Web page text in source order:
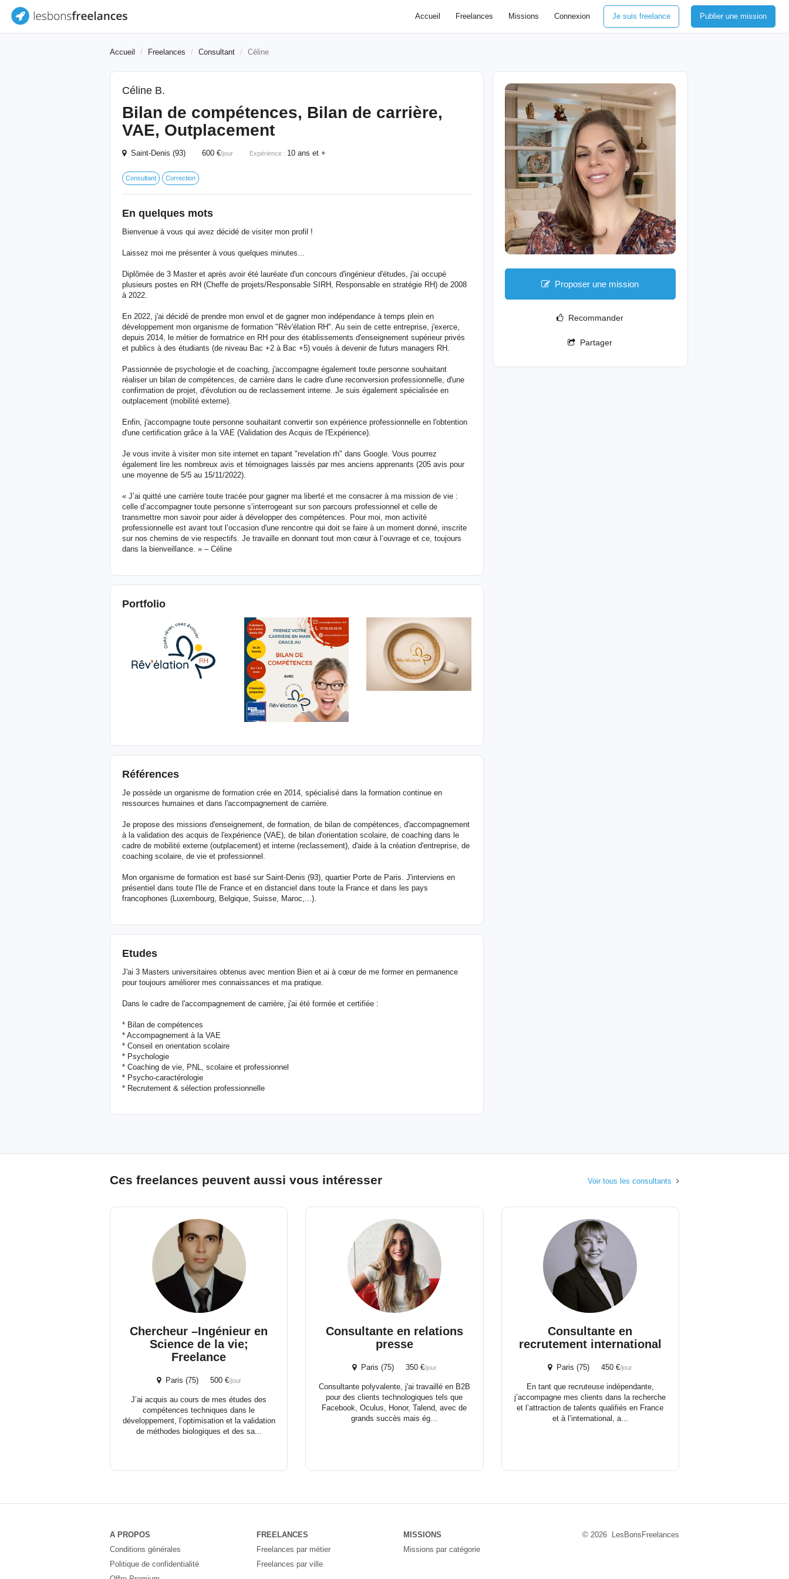
Accueil Freelances Missions Connexion Je suis freelance Publier une mission
Accueil Freelances Consultant Céline
Céline B.
Bilan de compétences, Bilan de carrière,
VAE, Outplacement
Saint-Denis (93) 600 €/jour Expérience : 10 ans et +
Consultant Correction
En quelques mots
Bienvenue à vous qui avez décidé de visiter mon profil !
Laissez moi me présenter à vous quelques minutes...
Diplômée de 3 Master et après avoir été lauréate d'un concours d'ingénieur d'études, j'ai occupé
plusieurs postes en RH (Cheffe de projets/Responsable SIRH, Responsable en stratégie RH) de 2008
à 2022.
En 2022, j'ai décidé de prendre mon envol et de gagner mon indépendance à temps plein en
développement mon organisme de formation "Rêv'élation RH". Au sein de cette entreprise, j'exerce,
depuis 2014, le métier de formatrice en RH pour des établissements d'enseignement supérieur privés
et publics à des étudiants (de niveau Bac +2 à Bac +5) voués à devenir de futurs managers RH.
Passionnée de psychologie et de coaching, j'accompagne également toute personne souhaitant
réaliser un bilan de compétences, de carrière dans le cadre d'une reconversion professionnelle, d'une
confirmation de projet, d'évolution ou de reclassement interne. Je suis également spécialisée en
outplacement (mobilité externe).
Enfin, j'accompagne toute personne souhaitant convertir son expérience professionnelle en l'obtention
d'une certification grâce à la VAE (Validation des Acquis de l'Expérience).
Je vous invite à visiter mon site internet en tapant "revelation rh" dans Google. Vous pourrez
également lire les nombreux avis et témoignages laissés par mes anciens apprenants (205 avis pour
une moyenne de 5/5 au 15/11/2022).
« J’ai quitté une carrière toute tracée pour gagner ma liberté et me consacrer à ma mission de vie :
celle d’accompagner toute personne s’interrogeant sur son parcours professionnel et celle de
transmettre mon savoir pour aider à développer des compétences. Pour moi, mon activité
professionnelle est avant tout l’occasion d'une rencontre qui doit se faire à un moment donné, inscrite
sur nos chemins de vie respectifs. Je travaille en donnant tout mon cœur à l’ouvrage et ce, toujours
dans la bienveillance. » – Céline
Portfolio
Références
Je possède un organisme de formation crée en 2014, spécialisé dans la formation continue en
ressources humaines et dans l'accompagnement de carrière.
Je propose des missions d'enseignement, de formation, de bilan de compétences, d'accompagnement
à la validation des acquis de l'expérience (VAE), de bilan d'orientation scolaire, de coaching dans le
cadre de mobilité externe (outplacement) et interne (reclassement), d'aide à la création d'entreprise, de
coaching scolaire, de vie et professionnel.
Mon organisme de formation est basé sur Saint-Denis (93), quartier Porte de Paris. J'interviens en
présentiel dans toute l'Ile de France et en distanciel dans toute la France et dans les pays
francophones (Luxembourg, Belgique, Suisse, Maroc,...).
Etudes
J'ai 3 Masters universitaires obtenus avec mention Bien et ai à cœur de me former en permanence
pour toujours améliorer mes connaissances et ma pratique.
Dans le cadre de l'accompagnement de carrière, j'ai été formée et certifiée :
* Bilan de compétences
* Accompagnement à la VAE
* Conseil en orientation scolaire
* Psychologie
* Coaching de vie, PNL, scolaire et professionnel
* Psycho-caractérologie
* Recrutement & sélection professionnelle
Proposer une mission
Recommander
Partager
Ces freelances peuvent aussi vous intéresser Voir tous les consultants
Chercheur –Ingénieur en
Science de la vie;
Freelance
Paris (75) 500 €/jour
J’ai acquis au cours de mes études des
compétences techniques dans le
développement, l’optimisation et la validation
de méthodes biologiques et des sa...
Consultante en relations
presse
Paris (75) 350 €/jour
Consultante polyvalente, j'ai travaillé en B2B
pour des clients technologiques tels que
Facebook, Oculus, Honor, Talend, avec de
grands succès mais ég...
Consultante en
recrutement international
Paris (75) 450 €/jour
En tant que recruteuse indépendante,
j’accompagne mes clients dans la recherche
et l’attraction de talents qualifiés en France
et à l’international, a...
A PROPOS
Conditions générales
Politique de confidentialité
FREELANCES
Freelances par métier
Freelances par ville
MISSIONS
Missions par catégorie
© 2026 LesBonsFreelances